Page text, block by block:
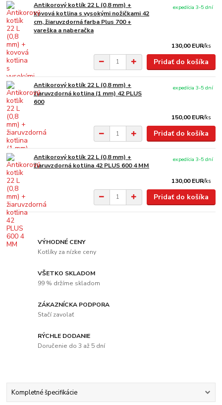
Antikorový kotlík 22 L (0,8 mm) +
kovová kotlina s vysokými nožičkami 42
cm, žiaruvzdorná farba Plus 700 +
vareška a naberačka
130,00 EUR/ks
expedícia 3-5 dní
Pridať do košíka
Antikorový kotlík 22 L (0,8 mm) +
žiaruvzdorná kotlina (1 mm) 42 PLUS
600
150,00 EUR/ks
expedícia 3-5 dní
Pridať do košíka
Antikorový kotlík 22 L (0,8 mm) +
žiaruvzdorná kotlina 42 PLUS 600 4 MM
130,00 EUR/ks
expedícia 3-5 dní
Pridať do košíka
VÝHODNÉ CENY
Kotlíky za nízke ceny
VŠETKO SKLADOM
99 % držíme skladom
ZÁKAZNÍCKA PODPORA
Stačí zavolať
RÝCHLE DODANIE
Doručenie do 3 až 5 dní
Kompletné špecifikácie